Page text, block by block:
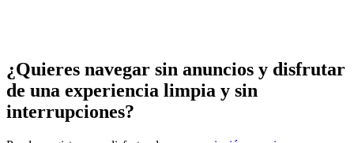
¿Quieres navegar sin anuncios y disfrutar
de una experiencia limpia y sin
interrupciones?